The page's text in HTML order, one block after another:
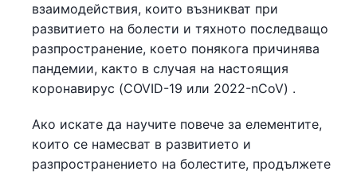
взаимодействия, които възникват при
развитието на болести и тяхното последващо
разпространение, което понякога причинява
пандемии, както в случая на настоящия
коронавирус (COVID-19 или 2022-nCoV) .
Ако искате да научите повече за елементите,
които се намесват в развитието и
разпространението на болестите, продължете